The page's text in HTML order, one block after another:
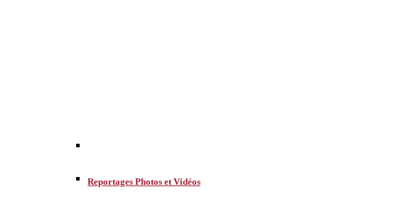
Reportages Photos et Vidéos